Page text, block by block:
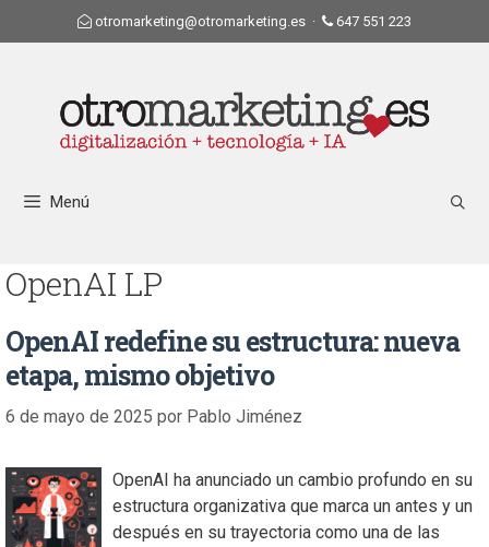
otromarketing@otromarketing.es · 647 551 223
Menú
OpenAI LP
OpenAI redefine su estructura: nueva
etapa, mismo objetivo
6 de mayo de 2025 por Pablo Jiménez
OpenAI ha anunciado un cambio profundo en su
estructura organizativa que marca un antes y un
después en su trayectoria como una de las